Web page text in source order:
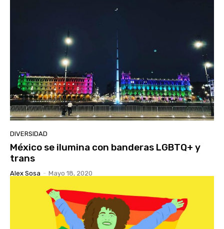
DIVERSIDAD
México se ilumina con banderas LGBTQ+ y
trans
Alex Sosa - Mayo 18, 2020